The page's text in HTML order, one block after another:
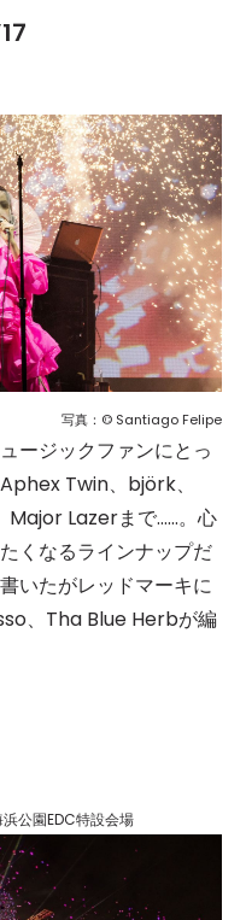
写真：© Santiago Felipe
ージックファンにとっ
Twin、björk、
Lazerまで……。心
くなるラインナップだ
いたがレッドマーキに
、Tha Blue Herbが編
公園EDC特設会場